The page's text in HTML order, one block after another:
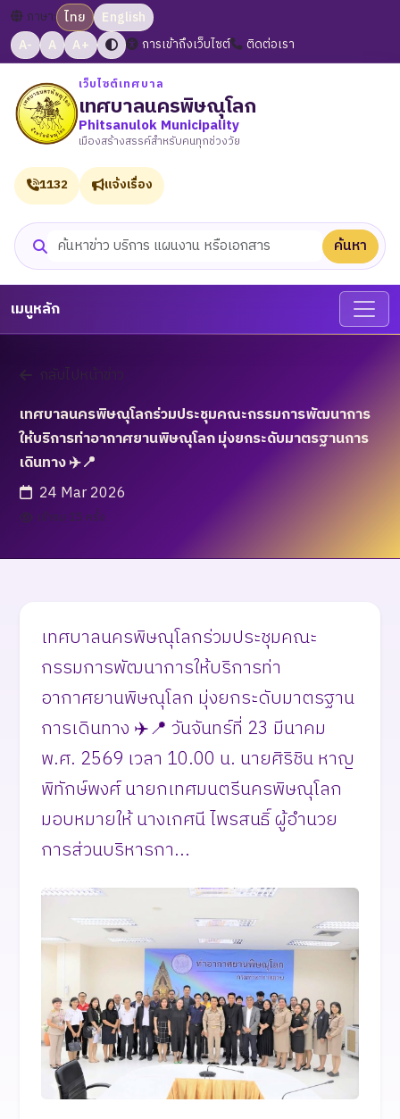
ภาษา: ไทย
English
A-
A A+ การเข้าถึงเว็บไซต์ ติดต่อเรา
เว็บไซต์เทศบาล
เทศบาลนครพิษณุโลก
Phitsanulok Municipality
เมืองสร้างสรรค์สำหรับคนทุกช่วงวัย
ค้นหาเว็บไซต์ ค้นหา
1132 แจ้งเรื่อง
เมนูหลัก
กลับไปหน้าข่าว
เทศบาลนครพิษณุโลกร่วมประชุมคณะกรรมการพัฒนาการ
ให้บริการท่าอากาศยานพิษณุโลก มุ่งยกระดับมาตรฐานการ
เดินทาง ✈️📍
24 Mar 2026
เข้าชม 15 ครั้ง
เทศบาลนครพิษณุโลกร่วมประชุมคณะ
กรรมการพัฒนาการให้บริการท่า
อากาศยานพิษณุโลก มุ่งยกระดับมาตรฐาน
การเดินทาง ✈️📍 ​วันจันทร์ที่ 23 มีนาคม
พ.ศ. 2569 เวลา 10.00 น. นายศิริชิน หาญ
พิทักษ์พงศ์ นายกเทศมนตรีนครพิษณุโลก
มอบหมายให้ นางเกศนี ไพรสนธิ์ ผู้อำนวย
การส่วนบริหารกา...